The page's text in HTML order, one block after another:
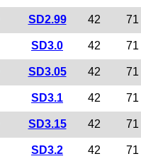
SD2.99 42 71
SD3.0 42 71
SD3.05 42 71
SD3.1 42 71
SD3.15 42 71
SD3.2 42 71